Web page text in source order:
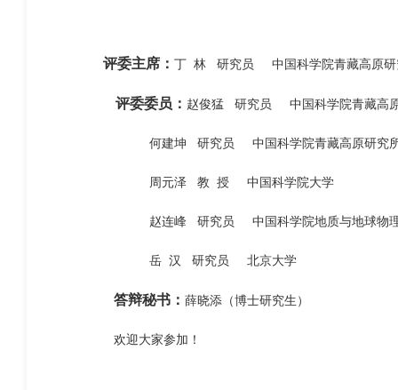
评委主席： 丁 林 研究员 中国科学院青藏高原研
评委委员： 赵俊猛 研究员 中国科学院青藏高
何建坤 研究员 中国科学院青藏高原研究
周元泽 教 授 中国科学院大学
赵连峰 研究员 中国科学院地质与地球物理
岳 汉 研究员 北京大学
答辩秘书： 薛晓添（博士研究生）
欢迎大家参加！